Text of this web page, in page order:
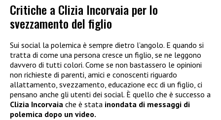
Critiche a Clizia Incorvaia per lo
svezzamento del figlio
Sui social la polemica è sempre dietro l’angolo. E quando si
tratta di come una persona cresce un figlio, se ne leggono
davvero di tutti colori. Come se non bastassero le opinioni
non richieste di parenti, amici e conoscenti riguardo
allattamento, svezzamento, educazione ecc di un figlio, ci
pensano anche gli utenti dei social. È quello che è successo a
Clizia Incorvaia che è stata inondata di messaggi di
polemica dopo un video.